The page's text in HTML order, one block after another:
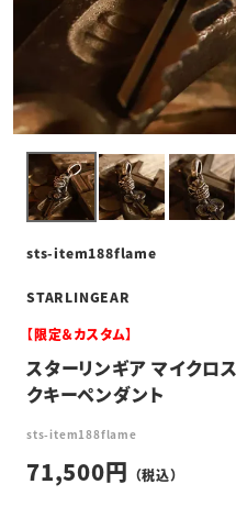
sts-item188flame
STARLINGEAR
【限定＆カスタム】
スターリンギア マイクロ
クキーペンダント
sts-item188flame
71,500